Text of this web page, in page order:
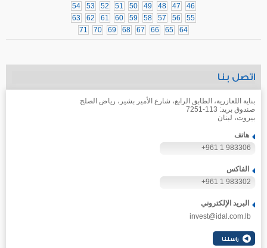
46
47
48
49
50
51
52
53
54
55
56
57
58
59
60
61
62
63
64
65
66
67
68
69
70
71
اتصل بنا
بناية اللعازرية، الطابق الرابع، شارع الأمير بشير، رياض الصلح
صندوق بريد: 113-7251
بيروت، لبنان
هاتف
+961 1 983306
الفاكس
+961 1 983302
البريد الإلكتروني
invest@idal.com.lb